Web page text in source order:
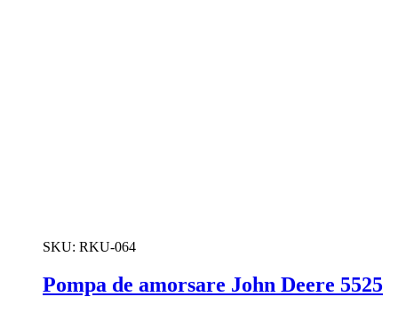
SKU: RKU-064
Pompa de amorsare John Deere 5525